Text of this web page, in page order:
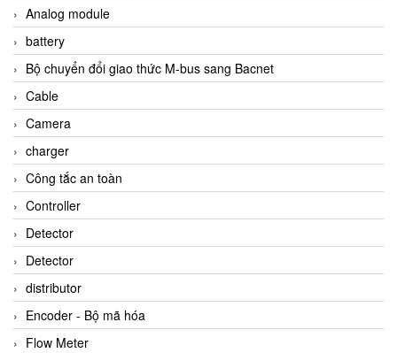
Analog module
battery
Bộ chuyển đổi giao thức M-bus sang Bacnet
Cable
Camera
charger
Công tắc an toàn
Controller
Detector
Detector
distributor
Encoder - Bộ mã hóa
Flow Meter